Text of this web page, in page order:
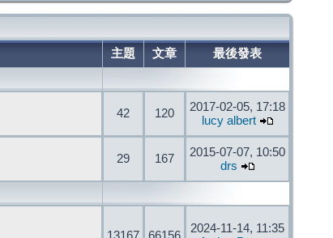
主題 文章
最後發表
42 120
2017-02-05, 17:18
lucy albert
29 167
2015-07-07, 10:50
drs
2024-11-14, 11:35